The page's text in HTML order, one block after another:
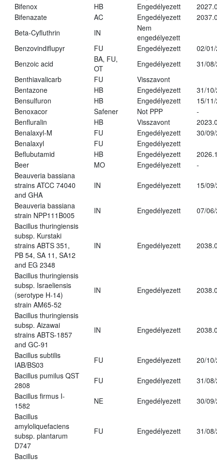
Bifenox
HB Engedélyezett
Bifenazate
AC Engedélyezett
Beta-Cyfluthrin
IN
Nem
engedélyezett
Benzovindiflupyr
FU Engedélyezett
02/
Benzoic acid
BA, FU,
OT
Engedélyezett
31/
Benthiavalicarb
FU
Visszavont
Bentazone
HB Engedélyezett
31/
Bensulfuron
HB Engedélyezett
15/
Benoxacor
Safener Not PPP
-
Benfluralin
HB Visszavont
Benalaxyl-M
FU Engedélyezett
30/
Benalaxyl
FU
Engedélyezett
Beflubutamid
HB Engedélyezett
Beer
MO Engedélyezett
-
Beauveria bassiana
strains ATCC 74040
and GHA
IN Engedélyezett 15/
Beauveria bassiana
strain NPP111B005
IN Engedélyezett
07/
Bacillus thuringiensis
subsp. Kurstaki
strains ABTS 351,
PB 54, SA 11, SA12
and EG 2348
IN Engedélyezett
Bacillus thuringiensis
subsp. Israeliensis
(serotype H-14)
strain AM65-52
IN Engedélyezett
Bacillus thuringiensis
subsp. Aizawai
strains ABTS-1857
and GC-91
IN Engedélyezett
Bacillus subtilis
IAB/BS03
FU Engedélyezett
20/
Bacillus pumilus QST
2808
FU Engedélyezett
31/
Bacillus firmus I-
1582
NE Engedélyezett
30/
Bacillus
amyloliquefaciens
subsp. plantarum
D747
FU Engedélyezett 31/
Bacillus